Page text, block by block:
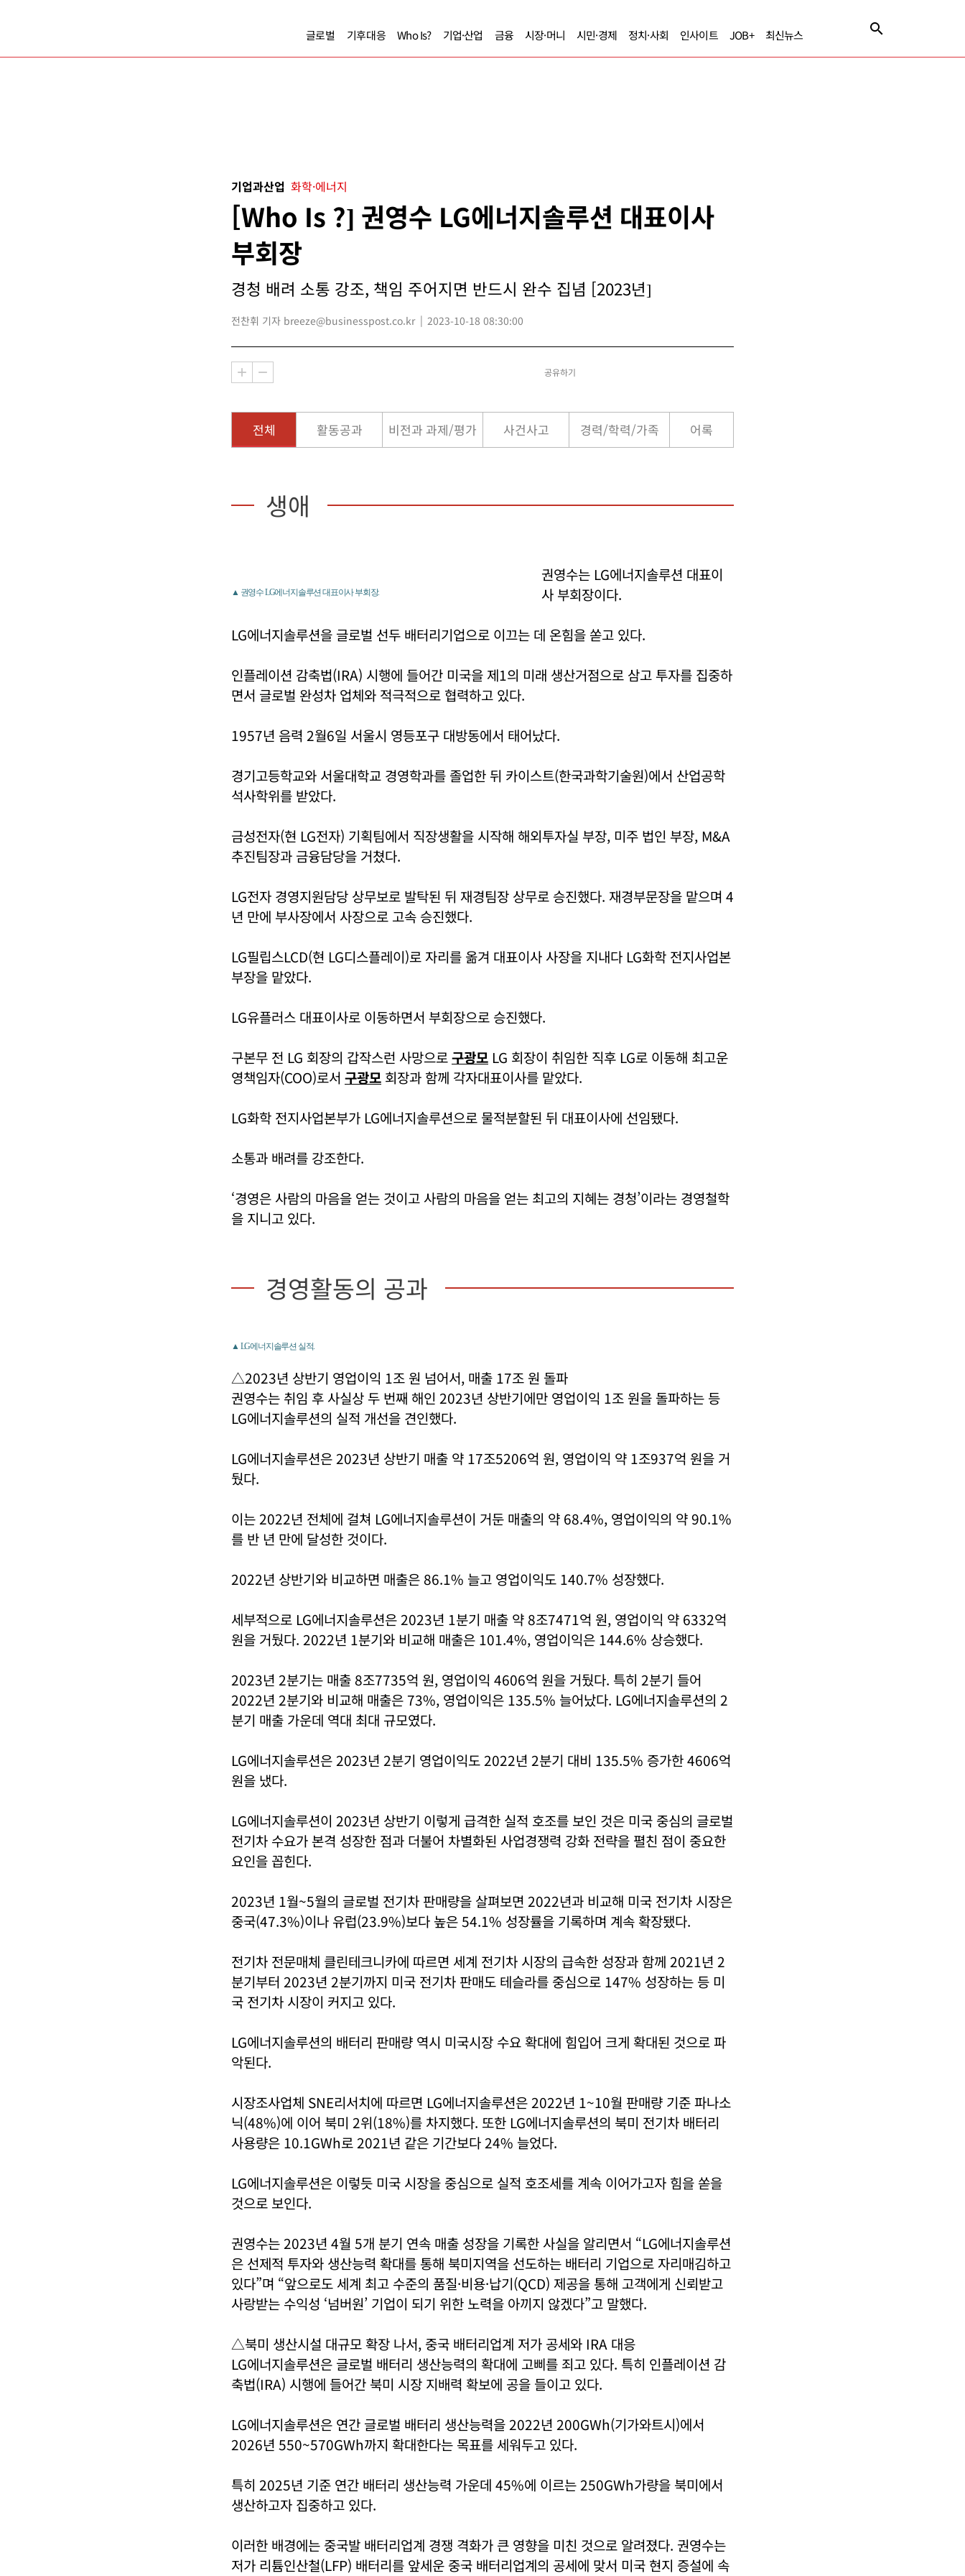
글로벌 기후대응 Who Is? 기업·산업 금융 시장·머니 시민·경제 정치·사회 인사이트 JOB+ 최신뉴스
기업과산업 화학·에너지
[Who Is ?] 권영수 LG에너지솔루션 대표이사
부회장
경청 배려 소통 강조, 책임 주어지면 반드시 완수 집념 [2023년]
전찬휘 기자 breeze@businesspost.co.kr 2023-10-18 08:30:00
공유하기
전체 활동공과 비전과 과제/평가 사건사고 경력/학력/가족 어록
생애
▲ 권영수 LG에너지솔루션 대표이사 부회장.
권영수는 LG에너지솔루션 대표이
사 부회장이다.
LG에너지솔루션을 글로벌 선두 배터리기업으로 이끄는 데 온힘을 쏟고 있다.
인플레이션 감축법(IRA) 시행에 들어간 미국을 제1의 미래 생산거점으로 삼고 투자를 집중하
면서 글로벌 완성차 업체와 적극적으로 협력하고 있다.
1957년 음력 2월6일 서울시 영등포구 대방동에서 태어났다.
경기고등학교와 서울대학교 경영학과를 졸업한 뒤 카이스트(한국과학기술원)에서 산업공학
석사학위를 받았다.
금성전자(현 LG전자) 기획팀에서 직장생활을 시작해 해외투자실 부장, 미주 법인 부장, M&A
추진팀장과 금융담당을 거쳤다.
LG전자 경영지원담당 상무보로 발탁된 뒤 재경팀장 상무로 승진했다. 재경부문장을 맡으며 4
년 만에 부사장에서 사장으로 고속 승진했다.
LG필립스LCD(현 LG디스플레이)로 자리를 옮겨 대표이사 사장을 지내다 LG화학 전지사업본
부장을 맡았다.
LG유플러스 대표이사로 이동하면서 부회장으로 승진했다.
구본무 전 LG 회장의 갑작스런 사망으로구광모 LG 회장이 취임한 직후 LG로 이동해 최고운
영책임자(COO)로서 구광모 회장과 함께 각자대표이사를 맡았다.
LG화학 전지사업본부가 LG에너지솔루션으로 물적분할된 뒤 대표이사에 선임됐다.
소통과 배려를 강조한다.
‘경영은 사람의 마음을 얻는 것이고 사람의 마음을 얻는 최고의 지혜는 경청’이라는 경영철학
을 지니고 있다.
경영활동의 공과
▲ LG에너지솔루션 실적.
△2023년 상반기 영업이익 1조 원 넘어서, 매출 17조 원 돌파
권영수는 취임 후 사실상 두 번째 해인 2023년 상반기에만 영업이익 1조 원을 돌파하는 등
LG에너지솔루션의 실적 개선을 견인했다.
LG에너지솔루션은 2023년 상반기 매출 약 17조5206억 원, 영업이익 약 1조937억 원을 거
뒀다.
이는 2022년 전체에 걸쳐 LG에너지솔루션이 거둔 매출의 약 68.4%, 영업이익의 약 90.1%
를 반 년 만에 달성한 것이다.
2022년 상반기와 비교하면 매출은 86.1% 늘고 영업이익도 140.7% 성장했다.
세부적으로 LG에너지솔루션은 2023년 1분기 매출 약 8조7471억 원, 영업이익 약 6332억
원을 거뒀다. 2022년 1분기와 비교해 매출은 101.4%, 영업이익은 144.6% 상승했다.
2023년 2분기는 매출 8조7735억 원, 영업이익 4606억 원을 거뒀다. 특히 2분기 들어
2022년 2분기와 비교해 매출은 73%, 영업이익은 135.5% 늘어났다. LG에너지솔루션의 2
분기 매출 가운데 역대 최대 규모였다.
LG에너지솔루션은 2023년 2분기 영업이익도 2022년 2분기 대비 135.5% 증가한 4606억
원을 냈다.
LG에너지솔루션이 2023년 상반기 이렇게 급격한 실적 호조를 보인 것은 미국 중심의 글로벌
전기차 수요가 본격 성장한 점과 더불어 차별화된 사업경쟁력 강화 전략을 펼친 점이 중요한
요인을 꼽힌다.
2023년 1월~5월의 글로벌 전기차 판매량을 살펴보면 2022년과 비교해 미국 전기차 시장은
중국(47.3%)이나 유럽(23.9%)보다 높은 54.1% 성장률을 기록하며 계속 확장됐다.
전기차 전문매체 클린테크니카에 따르면 세계 전기차 시장의 급속한 성장과 함께 2021년 2
분기부터 2023년 2분기까지 미국 전기차 판매도 테슬라를 중심으로 147% 성장하는 등 미
국 전기차 시장이 커지고 있다.
LG에너지솔루션의 배터리 판매량 역시 미국시장 수요 확대에 힘입어 크게 확대된 것으로 파
악된다.
시장조사업체 SNE리서치에 따르면 LG에너지솔루션은 2022년 1~10월 판매량 기준 파나소
닉(48%)에 이어 북미 2위(18%)를 차지했다. 또한 LG에너지솔루션의 북미 전기차 배터리
사용량은 10.1GWh로 2021년 같은 기간보다 24% 늘었다.
LG에너지솔루션은 이렇듯 미국 시장을 중심으로 실적 호조세를 계속 이어가고자 힘을 쏟을
것으로 보인다.
권영수는 2023년 4월 5개 분기 연속 매출 성장을 기록한 사실을 알리면서 “LG에너지솔루션
은 선제적 투자와 생산능력 확대를 통해 북미지역을 선도하는 배터리 기업으로 자리매김하고
있다”며 “앞으로도 세계 최고 수준의 품질·비용·납기(QCD) 제공을 통해 고객에게 신뢰받고
사랑받는 수익성 ‘넘버원’ 기업이 되기 위한 노력을 아끼지 않겠다”고 말했다.
△북미 생산시설 대규모 확장 나서, 중국 배터리업계 저가 공세와 IRA 대응
LG에너지솔루션은 글로벌 배터리 생산능력의 확대에 고삐를 죄고 있다. 특히 인플레이션 감
축법(IRA) 시행에 들어간 북미 시장 지배력 확보에 공을 들이고 있다.
LG에너지솔루션은 연간 글로벌 배터리 생산능력을 2022년 200GWh(기가와트시)에서
2026년 550~570GWh까지 확대한다는 목표를 세워두고 있다.
특히 2025년 기준 연간 배터리 생산능력 가운데 45%에 이르는 250GWh가량을 북미에서
생산하고자 집중하고 있다.
이러한 배경에는 중국발 배터리업계 경쟁 격화가 큰 영향을 미친 것으로 알려졌다. 권영수는
저가 리튬인산철(LFP) 배터리를 앞세운 중국 배터리업계의 공세에 맞서 미국 현지 증설에 속